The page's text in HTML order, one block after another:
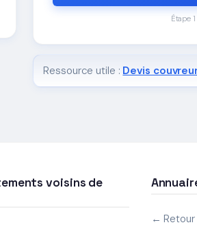
Étape
Ressource utile : Devis
voisins de
← Retour